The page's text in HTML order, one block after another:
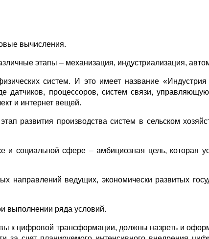
вычисления.
этапы – механизация, индустриализация,
систем. И это имеет название
датчиков, процессоров, систем связи,
и интернет вещей.
развития производства систем в сельском
и социальной сфере – амбициозная цель, которая
направлений ведущих, экономически развитых
выполнении ряда условий.
к цифровой трансформации, должны назреть и